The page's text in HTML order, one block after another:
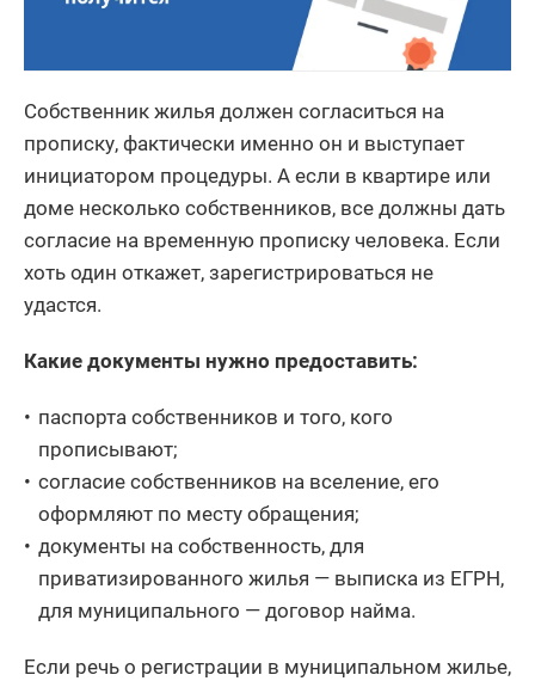
Собственник жилья должен согласиться на
прописку, фактически именно он и выступает
инициатором процедуры. А если в квартире или
доме несколько собственников, все должны дать
согласие на временную прописку человека. Если
хоть один откажет, зарегистрироваться не
удастся.
Какие документы нужно предоставить:
паспорта собственников и того, кого
прописывают;
согласие собственников на вселение, его
оформляют по месту обращения;
документы на собственность, для
приватизированного жилья — выписка из ЕГРН,
для муниципального — договор найма.
Если речь о регистрации в муниципальном жилье,